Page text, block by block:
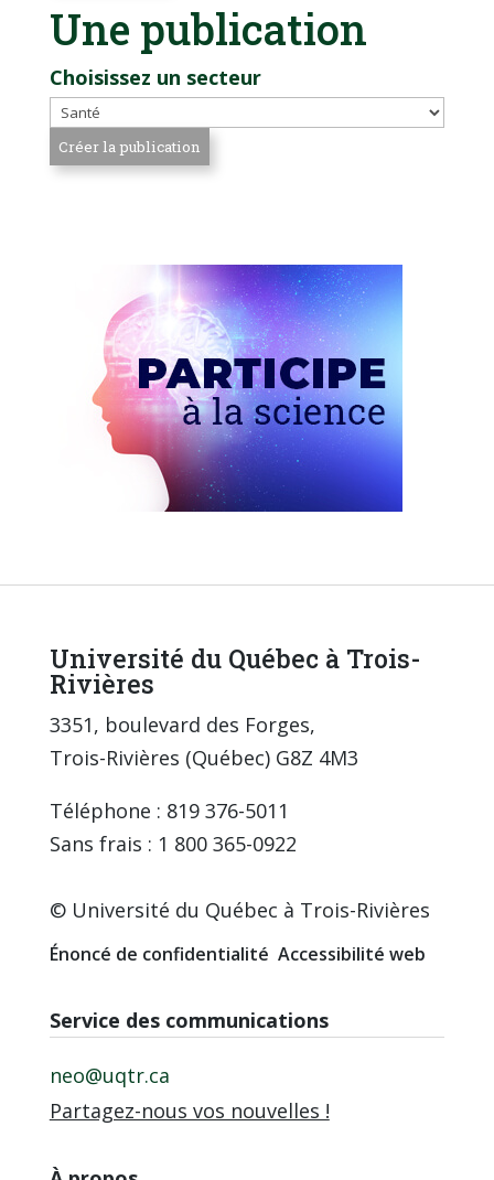
Une publication
Choisissez un secteur
Université du Québec à Trois-
Rivières
3351, boulevard des Forges,
Trois-Rivières (Québec) G8Z 4M3
Téléphone : 819 376-5011
Sans frais : 1 800 365-0922
© Université du Québec à Trois-Rivières
Énoncé de confidentialité Accessibilité web
Service des communications
neo@uqtr.ca
Partagez-nous vos nouvelles !